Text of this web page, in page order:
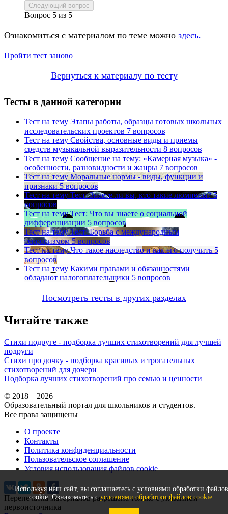
Следующий вопрос
Вопрос 5 из 5
Ознакомиться с материалом по теме можно здесь.
Пройти тест заново
Вернуться к материалу по тесту
Тесты в данной категории
Тест на тему Этапы работы, образцы готовых школьных
исследовательских проектов 7 вопросов
Тест на тему Свойства, основные виды и приемы
средств музыкальной выразительности 8 вопросов
Тест на тему Сообщение на тему: «Камерная музыка» -
особенности, разновидности и жанры 7 вопросов
Тест на тему Моральные нормы - виды, функции и
признаки 5 вопросов
Тест на тему Тест: Знаете ли вы, кто такие люмпены? 5
вопросов
Тест на тему Тест: Что вы знаете о социальной
дифференциации 5 вопросов
Тест на тему Тест: Борьба с международным
терроризмом 5 вопросов
Тест на тему Что такое наследство и как его получить 5
вопросов
Тест на тему Какими правами и обязанностями
обладают налогоплательщики 5 вопросов
Посмотреть тесты в других разделах
Читайте также
Стихи подруге - подборка лучших стихотворений для лучшей
подруги
Стихи про дочку - подборка красивых и трогательных
стихотворений для дочери
Подборка лучших стихотворений про семью и ценности
Используя наш сайт, вы соглашаетесь с условиями обработки файлов
cookie. Ознакомьтесь сусловиями обработки файлов cookie.
© 2018 – 2026
Образовательный портал для школьников и студентов.
Все права защищены
О проекте
Контакты
Политика конфиденциальности
Пользовательское соглашение
Условия использования файлов cookie
Перепечатка материалов разрешена только с указанием
первоисточника